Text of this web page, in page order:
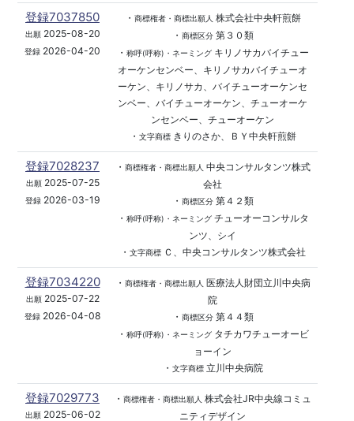
登録7037850
出願2025-08-20
登録 2026-04-20
・ 商標権者・商標出願人 株式会社中央軒煎餅
・ 商標区分第３０類
・ 称呼(呼称)・ネーミングキリノサカバイチュー
オーケンセンベー、キリノサカバイチューオ
ーケン、キリノサカ、バイチューオーケンセ
ンベー、バイチューオーケン、チューオーケ
ンセンベー、チューオーケン
・ 文字商標きりのさか、ＢＹ中央軒煎餅
登録7028237
出願2025-07-25
登録2026-03-19
・ 商標権者・商標出願人 中央コンサルタンツ株式
会社
・ 商標区分第４２類
・ 称呼(呼称)・ネーミングチューオーコンサルタ
ンツ、シイ
・ 文字商標Ｃ、中央コンサルタンツ株式会社
登録7034220
出願2025-07-22
登録2026-04-08
・ 商標権者・商標出願人 医療法人財団立川中央病
院
・ 商標区分第４４類
・ 称呼(呼称)・ネーミングタチカワチューオービ
ョーイン
・ 文字商標立川中央病院
登録7029773
出願2025-06-02
・ 商標権者・商標出願人 株式会社JR中央線コミュ
ニティデザイン